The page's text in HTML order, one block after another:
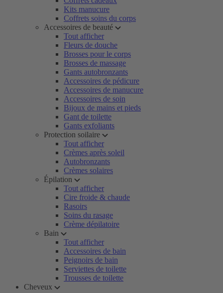
Kits manucure
Coffrets soins du corps
Accessoires de beauté
Tout afficher
Fleurs de douche
Brosses pour le corps
Brosses de massage
Gants autobronzants
Accessoires de pédicure
Accessoires de manucure
Accessoires de soin
Bijoux de mains et pieds
Gant de toilette
Gants exfoliants
Protection soilaire
Tout afficher
Crèmes après soleil
Autobronzants
Crèmes solaires
Épilation
Tout afficher
Cire froide & chaude
Rasoirs
Soins du rasage
Crème dépilatoire
Bain
Tout afficher
Accessoires de bain
Peignoirs de bain
Serviettes de toilette
Trousses de toilette
Cheveux